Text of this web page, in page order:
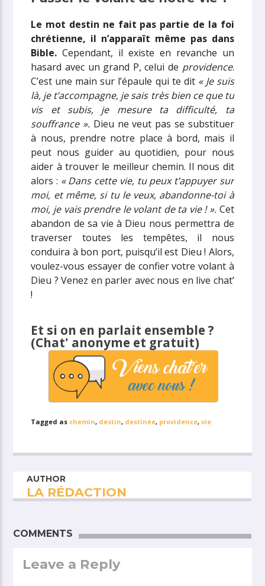
Le mot destin ne fait pas partie de la foi
chrétienne, il n’apparaît même pas dans
Bible. Cependant, il existe en revanche un
hasard avec un grand P, celui de providence.
C’est une main sur l’épaule qui te dit « Je suis
là, je t’accompagne, je sais très bien ce que tu
vis et subis, je mesure ta difficulté, ta
souffrance ». Dieu ne veut pas se substituer
à nous, prendre notre place à bord, mais il
peut nous guider au quotidien, pour nous
aider à trouver le meilleur chemin. Il nous dit
alors : « Dans cette vie, tu peux t’appuyer sur
moi, et même, si tu le veux, abandonne-toi à
moi, je vais prendre le volant de ta vie ! ». Cet
abandon de sa vie à Dieu nous permettra de
traverser toutes les tempêtes, il nous
conduira à bon port, puisqu’il est Dieu ! Alors,
voulez-vous essayer de confier votre volant à
Dieu ? Venez en parler avec nous en live chat’
!
Et si on en parlait ensemble ?
(Chat' anonyme et gratuit)
Tagged as chemin, destin, destinée, providence,vie
AUTHOR
LA RÉDACTION
COMMENTS
Leave a Reply